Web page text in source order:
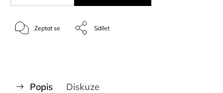
Zeptat se Sdílet
Popis Diskuze